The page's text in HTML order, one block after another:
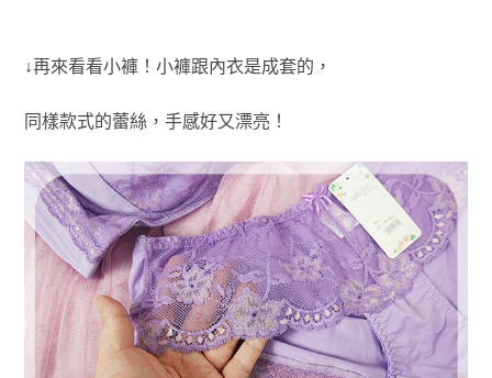
↓再來看看小褲！小褲跟內衣是成套的，
同樣款式的蕾絲，手感好又漂亮！